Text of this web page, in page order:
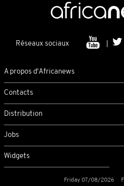
Réseaux sociaux
A propos d'Africanews
Contacts
Distribution
Jobs
Widgets
Friday 07/08/2026